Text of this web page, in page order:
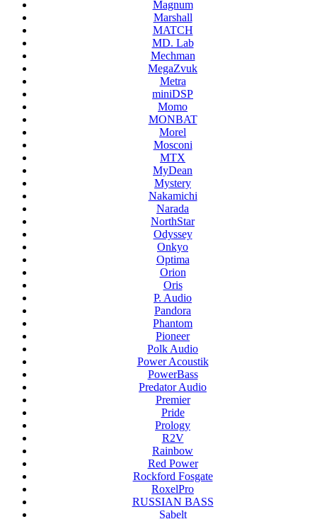
Magnum
Marshall
MATCH
MD. Lab
Mechman
MegaZvuk
Metra
miniDSP
Momo
MONBAT
Morel
Mosconi
MTX
MyDean
Mystery
Nakamichi
Narada
NorthStar
Odyssey
Onkyo
Optima
Orion
Oris
P. Audio
Pandora
Phantom
Pioneer
Polk Audio
Power Acoustik
PowerBass
Predator Audio
Premier
Pride
Prology
R2V
Rainbow
Red Power
Rockford Fosgate
RoxelPro
RUSSIAN BASS
Sabelt